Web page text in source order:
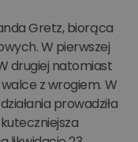
Gretz, biorąca
W pierwszej
drugiej natomiast
z wrogiem. W
prowadziła